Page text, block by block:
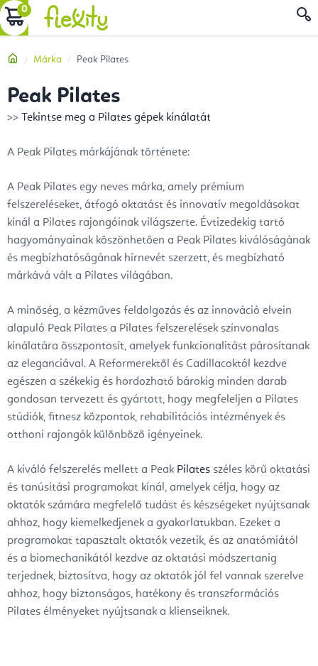
Ugrás
a
tartalomhoz
KOSÁR
Kezdőlap
Márka Peak Pilates
Peak Pilates
>> Tekintse meg a Pilates gépek kínálatát
A Peak Pilates márkájának története:
A Peak Pilates egy neves márka, amely prémium
felszereléseket, átfogó oktatást és innovatív megoldásokat
kínál a Pilates rajongóinak világszerte. Évtizedekig tartó
hagyományainak köszönhetően a Peak Pilates kiválóságának
és megbízhatóságának hírnevét szerzett, és megbízható
márkává vált a Pilates világában.
A minőség, a kézműves feldolgozás és az innováció elvein
alapuló Peak Pilates a Pilates felszerelések színvonalas
kínálatára összpontosít, amelyek funkcionalitást párosítanak
az eleganciával. A Reformerektől és Cadillacoktól kezdve
egészen a székekig és hordozható bárokig minden darab
gondosan tervezett és gyártott, hogy megfeleljen a Pilates
stúdiók, fitnesz központok, rehabilitációs intézmények és
otthoni rajongók különböző igényeinek.
A kiváló felszerelés mellett a Peak Pilates széles körű oktatási
és tanúsítási programokat kínál, amelyek célja, hogy az
oktatók számára megfelelő tudást és készségeket nyújtsanak
ahhoz, hogy kiemelkedjenek a gyakorlatukban. Ezeket a
programokat tapasztalt oktatók vezetik, és az anatómiától
és a biomechanikától kezdve az oktatási módszertanig
terjednek, biztosítva, hogy az oktatók jól fel vannak szerelve
ahhoz, hogy biztonságos, hatékony és transzformációs
Pilates élményeket nyújtsanak a klienseiknek.